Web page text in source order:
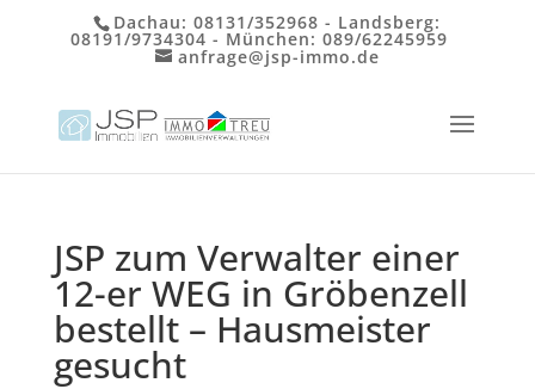
Dachau:08131/352968 - Landsberg:
08191/9734304 - München:089/62245959
anfrage@jsp-immo.de
JSP zum Verwalter einer
12-er WEG in Gröbenzell
bestellt – Hausmeister
gesucht